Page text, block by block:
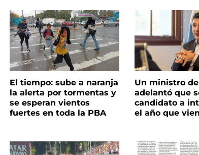
El tiempo: sube a naranja
la alerta por tormentas y
se esperan vientos
fuertes en toda la PBA
Un ministro
adelantó que
candidato a
el año que